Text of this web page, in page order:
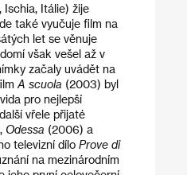
Itálie) žije
také vyučuje film na
let se věnuje
však vešel až v
začaly uvádět na
A scuola (2003) byl
pro nejlepší
vřele přijaté
Odessa (2006) a
televizní dílo Prove di
na mezinárodním